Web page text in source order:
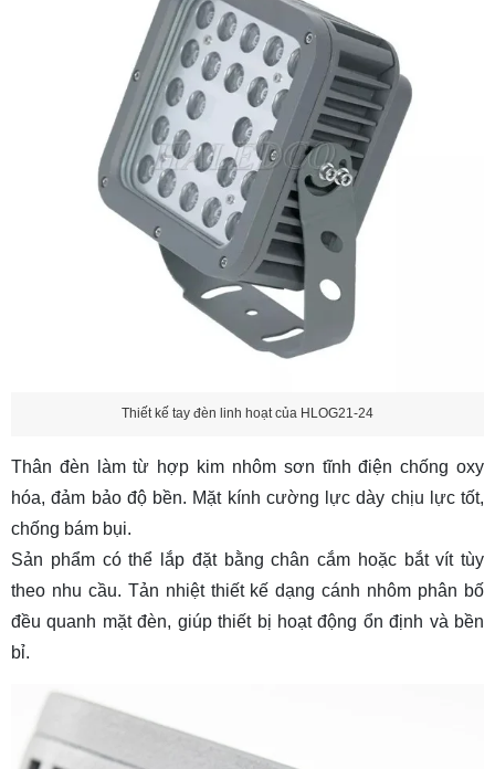
Thiết kế tay đèn linh hoạt của HLOG21-24
Thân đèn làm từ hợp kim nhôm sơn tĩnh điện chống oxy
hóa, đảm bảo độ bền. Mặt kính cường lực dày chịu lực tốt,
chống bám bụi.
Sản phẩm có thể lắp đặt bằng chân cắm hoặc bắt vít tùy
theo nhu cầu. Tản nhiệt thiết kế dạng cánh nhôm phân bố
đều quanh mặt đèn, giúp thiết bị hoạt động ổn định và bền
bỉ.